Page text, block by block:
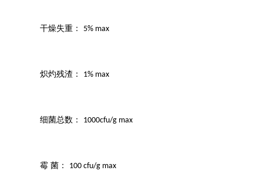
干燥失重： 5% max
炽灼残渣： 1% max
细菌总数： 1000cfu/g max
霉 菌： 100 cfu/g max